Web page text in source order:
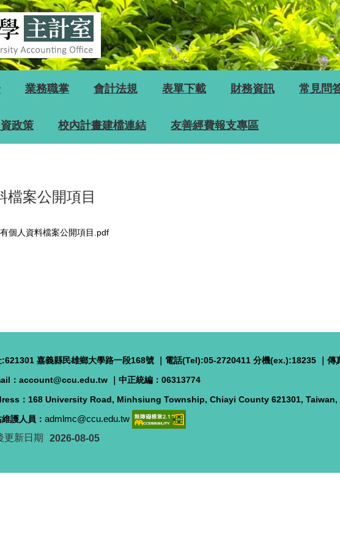
業務職掌 會計法規 表單下載 財務資訊 常見問
政策 校內計畫建檔連結 友善經費報支專區
檔案公開項目
個人資料檔案公開項目.pdf
:621301 嘉義縣民雄鄉大學路一段168號 ｜電話(Tel):05-2720411 分機(ex.):18235 ｜
：account@ccu.edu.tw
｜ 中正統編：06313774
：168 University Road, Minhsiung Township, Chiayi County 621301, Taiwan,
護人員： admlmc@ccu.edu.tw
更新日期
2026-08-05